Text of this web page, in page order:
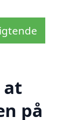
at
på